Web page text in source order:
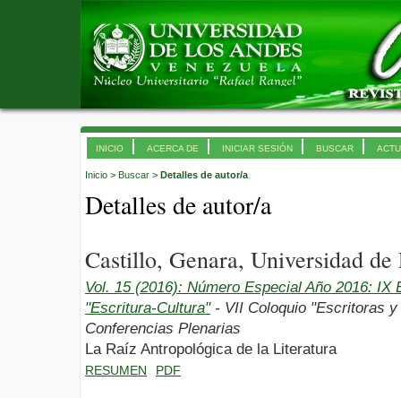
INICIO ACERCA DE INICIAR SESIÓN BUSCAR
Inicio > Buscar > Detalles de autor/a
Detalles de autor/a
Castillo, Genara, Universidad de
Vol. 15 (2016): Número Especial Año 2016: IX
"Escritura-Cultura"- VII Coloquio "Escritoras
Conferencias Plenarias
La Raíz Antropológica de la Literatura
RESUMEN PDF